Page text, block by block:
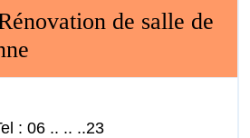
de salle de
: 06 .. .. ..23